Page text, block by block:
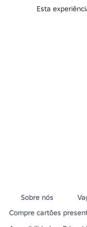
Esta
Sobre nós
Compre cartões